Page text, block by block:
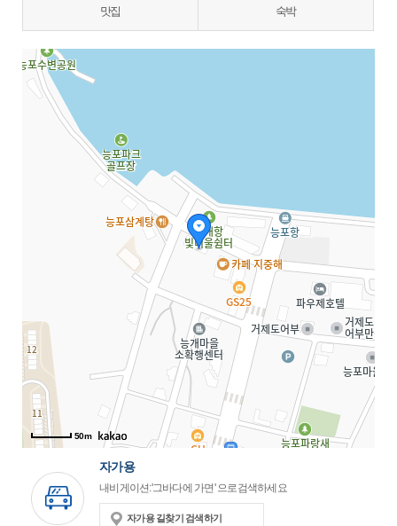
맛집 숙박
지도삽입 (가로100%)
50m
자가용
내비게이션:'그바다에 가면' 으로검색하세요
자가용 길찾기 검색하기